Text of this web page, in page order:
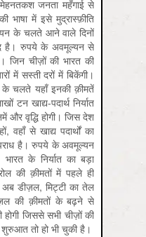
मेहनतकश जनता महँगाई से
भाषा में इसे मुद्रास्‍फ़ीति
के चलते आने वाले दिनों
है। रुपये के अवमूल्यन से
जिन चीज़ों की भारत की
में सस्ती दरों में बिकेंगी।
के चलते यहाँ इनकी क़ीमतें
टन खाद्य-पदार्थ निर्यात
और वृद्धि होगी। जिस देश
से खाद्य पदार्थों का
है। रुपये के अवमूल्यन
के निर्यात का बड़ा
की क़ीमतों में पहले ही
अब डीज़ल, मिट्टी का तेल
की क़ीमतों के बढ़ने से
होगी जिससे सभी चीज़ों की
तो हो भी चुकी है।